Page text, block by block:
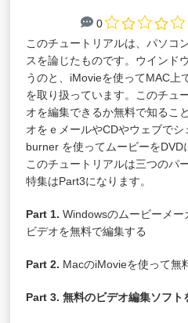
0
このチュートリアルは、パソコ
スを論じたものです。ウインド
うのと、iMovieを使ってMAC上
を取り扱っています。このチュ
オを編集できるか無料で知るこ
オをｅメールやCDやウェブでシ
burner を使ってムービーをDVD
このチュートリアルは三つのパ
特集はPart3になります。
Part 1. Windowsのムービーメ
ビデオを無料で編集する
Part 2. MacのiMovieを使って無
Part 3. 無料のビデオ編集ソフト